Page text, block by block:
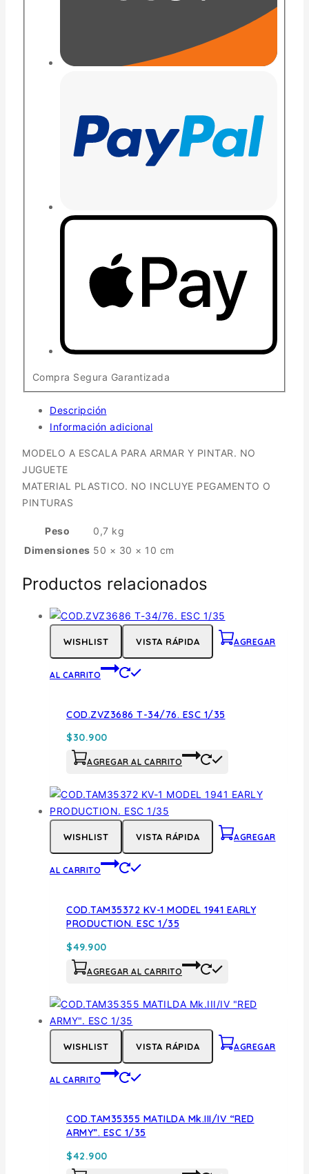
Compra Segura Garantizada
Descripción
Información adicional
MODELO A ESCALA PARA ARMAR Y PINTAR. NO
JUGUETE
MATERIAL PLASTICO. NO INCLUYE PEGAMENTO O
PINTURAS
Peso
0,7 kg
Dimensiones 50 × 30 × 10 cm
Productos relacionados
WISHLIST VISTA RÁPIDA AGREGAR
AL CARRITO
COD.ZVZ3686 T-34/76. ESC 1/35
$30.900
AGREGAR AL CARRITO
WISHLIST VISTA RÁPIDA AGREGAR
AL CARRITO
COD.TAM35372 KV-1 MODEL 1941 EARLY
PRODUCTION. ESC 1/35
$49.900
AGREGAR AL CARRITO
WISHLIST VISTA RÁPIDA AGREGAR
AL CARRITO
COD.TAM35355 MATILDA Mk.III/IV “RED
ARMY”. ESC 1/35
$42.900